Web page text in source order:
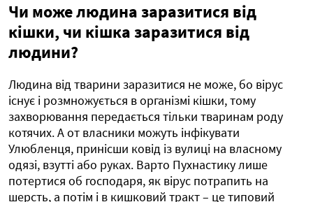
Чи може людина заразитися від
кішки, чи кішка заразитися від
людини?
Людина від тварини заразитися не може, бо вірус
існує і розмножується в організмі кішки, тому
захворювання передається тільки тваринам роду
котячих. А от власники можуть інфікувати
Улюбленця, принісши ковід із вулиці на власному
одязі, взутті або руках. Варто Пухнастику лише
потертися об господаря, як вірус потрапить на
шерсть, а потім і в кишковий тракт – це типовий